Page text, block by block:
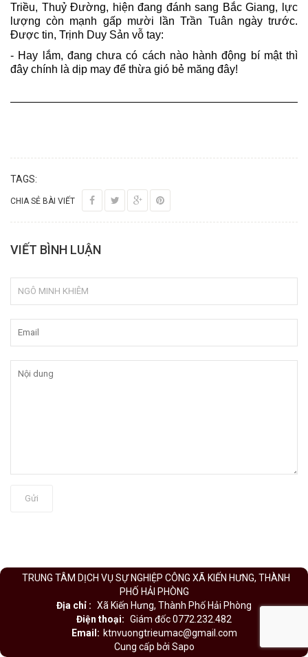
Triều, Thuỷ Đường, hiện đang đánh sang Bắc Giang, lực
lượng còn mạnh gấp mười lần Trần Tuân ngày trước.
Được tin, Trịnh Duy Sản vỗ tay:
- Hay lắm, đang chưa có cách nào hành động bí mật thì
đây chính là dịp may để thừa gió bẻ măng đây!
TAGS:
CHIA SẺ BÀI VIẾT
VIẾT BÌNH LUẬN
Gửi
TRUNG TÂM DỊCH VỤ SỰ NGHIỆP CÔNG XÃ KIẾN HƯNG, THÀNH
PHỐ HẢI PHÒNG
Địa chỉ : Xã Kiến Hưng, Thành Phố Hải Phòng
Điện thoại: Giám đốc 0772.232.482
Email: ktnvuongtrieumac@gmail.com
Cung cấp bởi Sapo